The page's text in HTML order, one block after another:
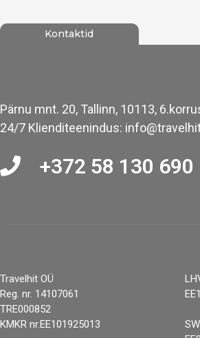
Kontaktid
Pärnu mnt. 20, Tallinn, 10113,
24/7 Klienditeenindus:
+372 58 130 690
Travelhit OÜ
Reg. nr. 14107061
TRE000852
KMKR nr.EE101925013